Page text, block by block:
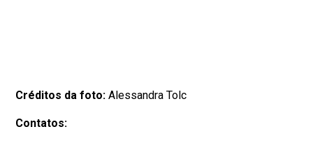
Créditos da foto: Alessandra Tolc
Contatos: